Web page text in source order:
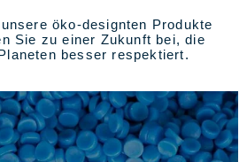
öko-designten Produkte
Sie zu einer Zukunft bei, die
besser respektiert.